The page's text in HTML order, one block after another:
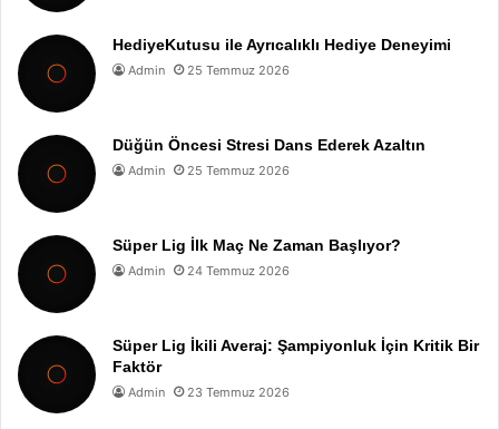
HediyeKutusu ile Ayrıcalıklı Hediye Deneyimi
Admin 25 Temmuz 2026
Düğün Öncesi Stresi Dans Ederek Azaltın
Admin 25 Temmuz 2026
Süper Lig İlk Maç Ne Zaman Başlıyor?
Admin 24 Temmuz 2026
Süper Lig İkili Averaj: Şampiyonluk İçin Kritik Bir
Faktör
Admin 23 Temmuz 2026